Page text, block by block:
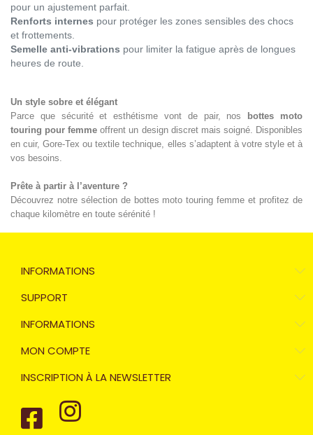
pour un ajustement parfait.
Renforts internes pour protéger les zones sensibles des chocs
et frottements.
Semelle anti-vibrations pour limiter la fatigue après de longues
heures de route.
Un style sobre et élégant
Parce que sécurité et esthétisme vont de pair, nos
bottes moto
touring pour femme offrent un design discret mais soigné. Disponibles
en cuir, Gore-Tex ou textile technique, elles s’adaptent à votre style et à
vos besoins.
Prête à partir à l’aventure ?
Découvrez notre sélection de bottes moto touring femme et profitez de
chaque kilomètre en toute sérénité !
INFORMATIONS
SUPPORT
INFORMATIONS
MON COMPTE
INSCRIPTION À LA NEWSLETTER